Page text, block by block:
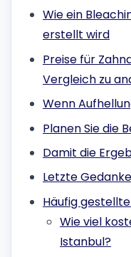
Wie ein
erstellt wird
Preise für
Vergleich zu
Wenn
Planen Sie die
Damit die
Letzte
Häufig
Wie viel
Istanbul?